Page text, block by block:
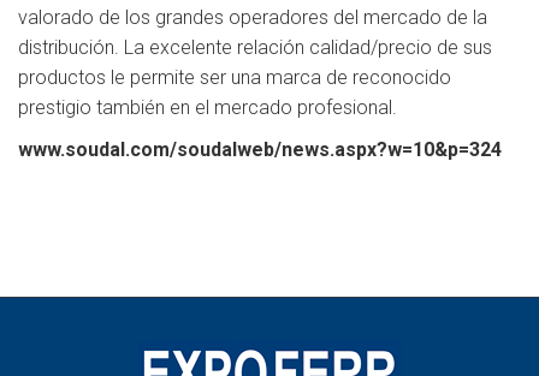
valorado de los grandes operadores del mercado de la
distribución. La excelente relación calidad/precio de sus
productos le permite ser una marca de reconocido
prestigio también en el mercado profesional.
www.soudal.com/soudalweb/news.aspx?w=10&p=324